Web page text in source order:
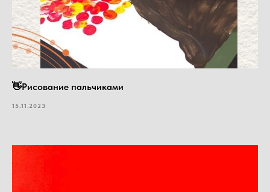
👋Рисование пальчиками
15.11.2023